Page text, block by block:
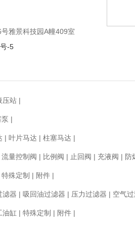
雅景科技园A幢409室
-5
压站 |
|
| 叶片马达 | 柱塞马达 |
流量控制阀 | 比例阀 | 止回阀 | 充液阀 | 防
特殊定制 | 附件 |
滤器 | 吸回油过滤器 | 压力过滤器 | 空气
油缸 | 特殊定制 | 附件 |